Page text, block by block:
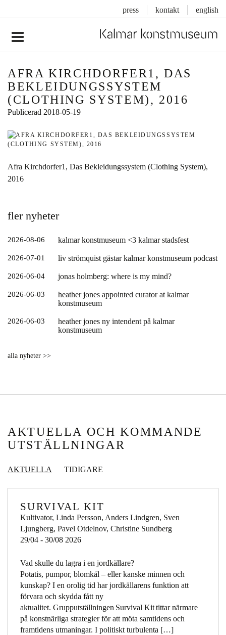
press kontakt english
AFRA KIRCHDORFER1, DAS
BEKLEIDUNGSSYSTEM
(CLOTHING SYSTEM), 2016
Publicerad 2018-05-19
Afra Kirchdorfer1, Das Bekleidungssystem (Clothing System),
2016
fler nyheter
2026-08-06 kalmar konstmuseum <3 kalmar stadsfest
2026-07-01 liv strömquist gästar kalmar konstmuseum podcast
2026-06-04 jonas holmberg: where is my mind?
2026-06-03
heather jones appointed curator at kalmar
konstmuseum
2026-06-03
heather jones ny intendent på kalmar
konstmuseum
alla nyheter >>
AKTUELLA OCH KOMMANDE
UTSTÄLLNINGAR
AKTUELLA TIDIGARE
SURVIVAL KIT
Kultivator, Linda Persson, Anders Lindgren, Sven
Ljungberg, Pavel Otdelnov, Christine Sundberg
29/04 - 30/08 2026
Vad skulle du lagra i en jordkällare?
Potatis, pumpor, blomkål – eller kanske minnen och
kunskap? I en orolig tid har jordkällarens funktion att
förvara och skydda fått ny
aktualitet. Grupputställningen Survival Kit tittar närmare
på konstnärliga strategier för att möta samtidens och
framtidens utmaningar. I politiskt turbulenta […]